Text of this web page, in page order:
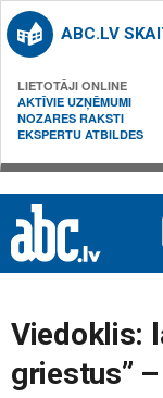
ABC.LV
LIETOTĀJI ONLINE
AKTĪVIE UZŅĒMUMI
NOZARES RAKSTI
EKSPERTU ATBILDES
Viedoklis:
griestus”